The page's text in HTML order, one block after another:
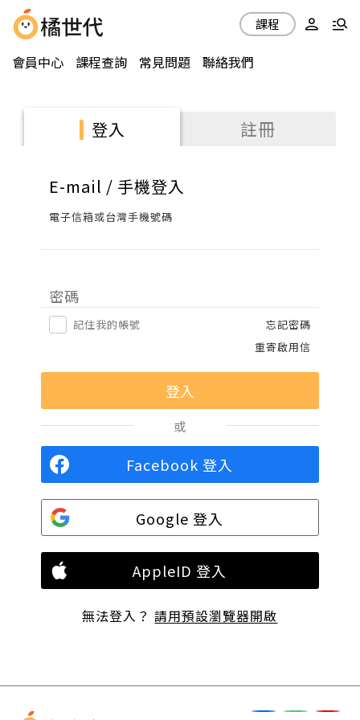
會員中心 課程查詢 常見問題 聯絡我們
課程
登入 註冊
E-mail / 手機登入
電子信箱或台灣手機號碼
密碼
記住我的帳號
忘記密碼
重寄啟用信
或
Facebook 登入
Google 登入
AppleID 登入
無法登入？請用預設瀏覽器開啟